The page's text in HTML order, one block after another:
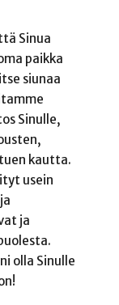
Sinua
paikka
siunaa
Sinulle,
kautta.
usein
ja
olla Sinulle